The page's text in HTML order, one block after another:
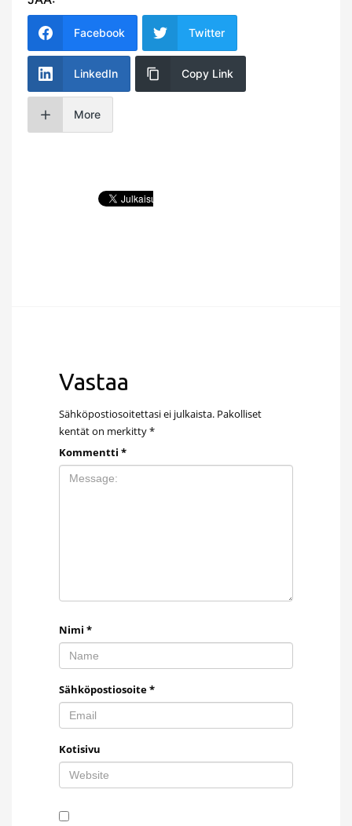
Facebook Twitter
LinkedIn Copy Link
More
Vastaa
Sähköpostiosoitettasi ei julkaista. Pakolliset
kentät on merkitty*
Kommentti *
Nimi *
Sähköpostiosoite*
Kotisivu